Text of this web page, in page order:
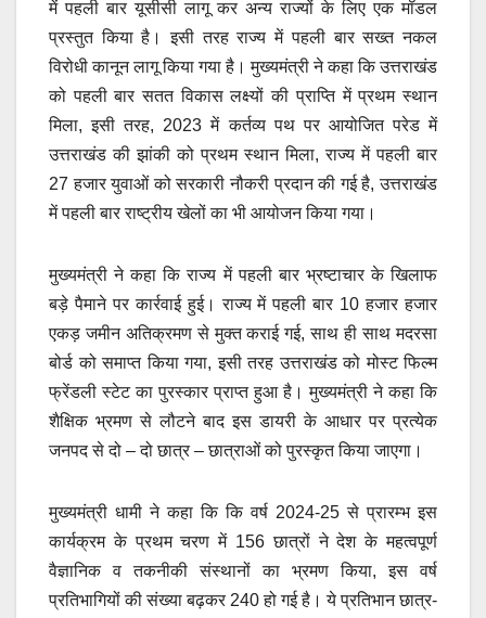
में पहली बार यूसीसी लागू कर अन्य राज्यों के लिए एक मॉडल
प्रस्तुत किया है। इसी तरह राज्य में पहली बार सख्त नकल
विरोधी कानून लागू किया गया है। मुख्यमंत्री ने कहा कि उत्तराखंड
को पहली बार सतत विकास लक्ष्यों की प्राप्ति में प्रथम स्थान
मिला, इसी तरह, 2023 में कर्तव्य पथ पर आयोजित परेड में
उत्तराखंड की झांकी को प्रथम स्थान मिला, राज्य में पहली बार
27 हजार युवाओं को सरकारी नौकरी प्रदान की गई है, उत्तराखंड
में पहली बार राष्ट्रीय खेलों का भी आयोजन किया गया।
मुख्यमंत्री ने कहा कि राज्य में पहली बार भ्रष्टाचार के खिलाफ
बड़े पैमाने पर कार्रवाई हुई। राज्य में पहली बार 10 हजार हजार
एकड़ जमीन अतिक्रमण से मुक्त कराई गई, साथ ही साथ मदरसा
बोर्ड को समाप्त किया गया, इसी तरह उत्तराखंड को मोस्ट फिल्म
फ्रेंडली स्टेट का पुरस्कार प्राप्त हुआ है। मुख्यमंत्री ने कहा कि
शैक्षिक भ्रमण से लौटने बाद इस डायरी के आधार पर प्रत्येक
जनपद से दो – दो छात्र – छात्राओं को पुरस्कृत किया जाएगा।
मुख्यमंत्री धामी ने कहा कि कि वर्ष 2024-25 से प्रारम्भ इस
कार्यक्रम के प्रथम चरण में 156 छात्रों ने देश के महत्वपूर्ण
वैज्ञानिक व तकनीकी संस्थानों का भ्रमण किया, इस वर्ष
प्रतिभागियों की संख्या बढ़कर 240 हो गई है। ये प्रतिभान छात्र-